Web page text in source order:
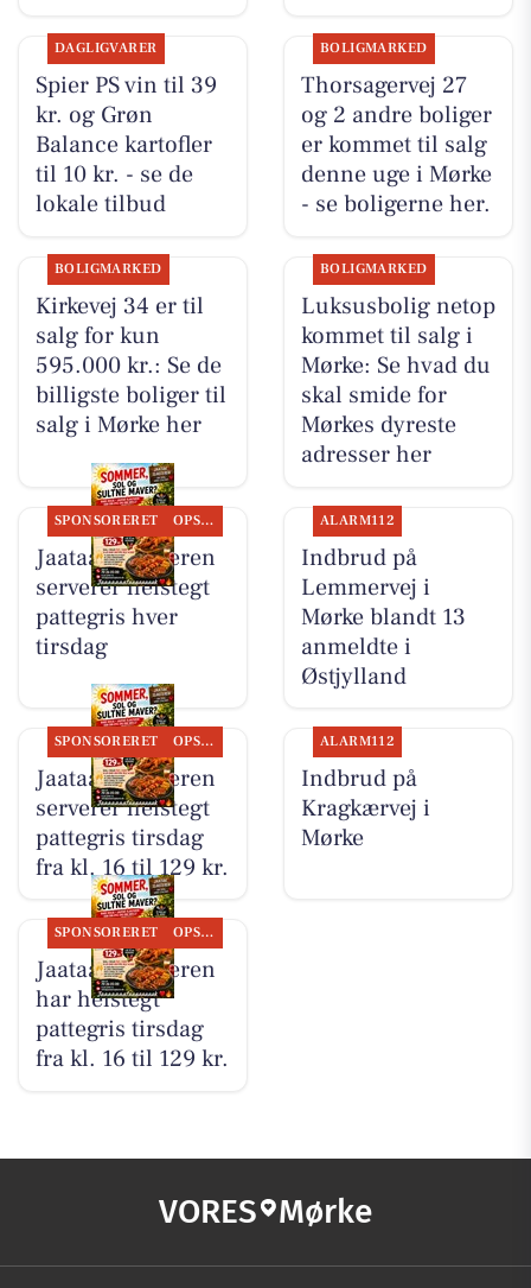
DAGLIGVARER
Spier PS vin til 39
kr. og Grøn
Balance kartofler
til 10 kr. - se de
lokale tilbud
BOLIGMARKED
Thorsagervej 27
og 2 andre boliger
er kommet til salg
denne uge i Mørke
- se boligerne her.
BOLIGMARKED
Kirkevej 34 er til
salg for kun
595.000 kr.: Se de
billigste boliger til
salg i Mørke her
BOLIGMARKED
Luksusbolig netop
kommet til salg i
Mørke: Se hvad du
skal smide for
Mørkes dyreste
adresser her
SPONSORERET OPSLAGSTAVLEN
Jaataak Slagteren
serverer helstegt
pattegris hver
tirsdag
ALARM112
Indbrud på
Lemmervej i
Mørke blandt 13
anmeldte i
Østjylland
SPONSORERET OPSLAGSTAVLEN
Jaataak Slagteren
serverer helstegt
pattegris tirsdag
fra kl. 16 til 129 kr.
ALARM112
Indbrud på
Kragkærvej i
Mørke
SPONSORERET OPSLAGSTAVLEN
Jaataak Slagteren
har helstegt
pattegris tirsdag
fra kl. 16 til 129 kr.
VORES Mørke